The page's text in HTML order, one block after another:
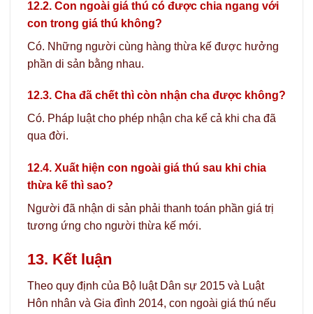
12.2. Con ngoài giá thú có được chia ngang với
con trong giá thú không?
Có. Những người cùng hàng thừa kế được hưởng
phần di sản bằng nhau.
12.3. Cha đã chết thì còn nhận cha được không?
Có. Pháp luật cho phép nhận cha kể cả khi cha đã
qua đời.
12.4. Xuất hiện con ngoài giá thú sau khi chia
thừa kế thì sao?
Người đã nhận di sản phải thanh toán phần giá trị
tương ứng cho người thừa kế mới.
13. Kết luận
Theo quy định của Bộ luật Dân sự 2015 và Luật
Hôn nhân và Gia đình 2014, con ngoài giá thú nếu